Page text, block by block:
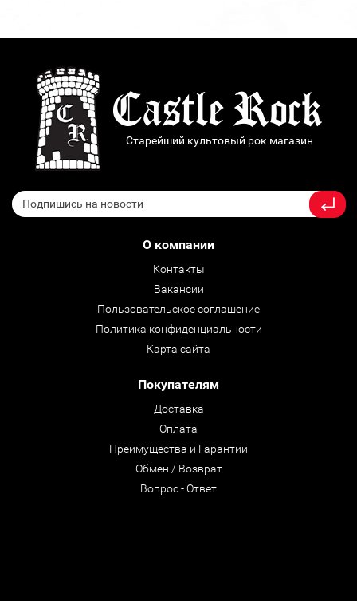
Старейший культовый рок магазин
О компании
Контакты
Вакансии
Пользовательское соглашение
Политика конфиденциальности
Карта сайта
Покупателям
Доставка
Оплата
Преимущества и Гарантии
Обмен / Возврат
Вопрос - Ответ